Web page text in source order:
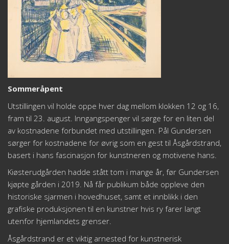
Sommeråpent
Utstillingen vil holde oppe hver dag mellom klokken 12 og 16,
fram til 23. august. Inngangspenger vil sørge for en liten del
av kostnadene forbundet med utstillingen. Pål Gundersen
sørger for kostnadene for øvrig som en gest til Åsgårdstrand,
basert i hans fascinasjon for kunstneren og motivene hans.
Kiøsterudgården hadde stått tom i mange år, før Gundersen
kjøpte gården i 2019. Nå får publikum både oppleve den
historiske sjarmen i hovedhuset, samt et innblikk i den
grafiske produksjonen til en kunstner hvis ry farer langt
utenfor hjemlandets grenser.
Åsgårdstrand er et viktig arnested for kunstnerisk